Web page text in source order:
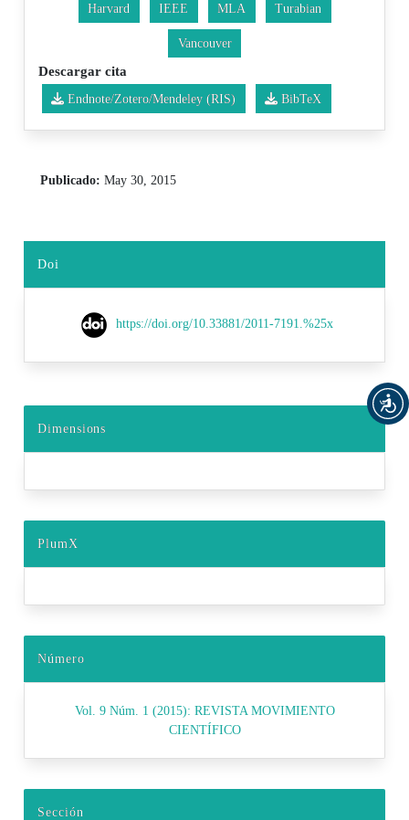
Harvard IEEE MLA Turabian
Vancouver
Descargar cita
Endnote/Zotero/Mendeley (RIS) BibTeX
Publicado: May 30, 2015
Doi
https://doi.org/10.33881/2011-7191.%25x
Dimensions
PlumX
Número
Vol. 9 Núm. 1 (2015): REVISTA MOVIMIENTO
CIENTÍFICO
Sección